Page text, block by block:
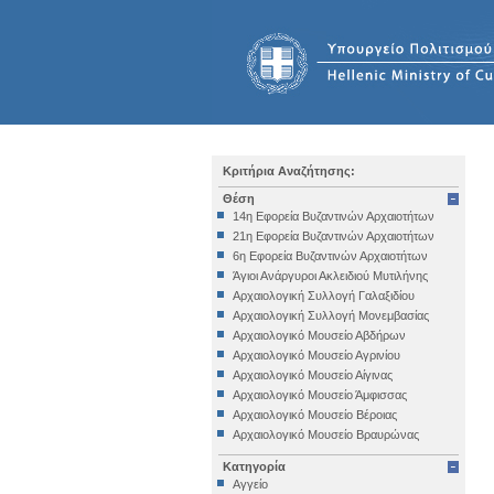
Κριτήρια Αναζήτησης:
Θέση
14η Εφορεία Βυζαντινών Αρχαιοτήτων
21η Εφορεία Βυζαντινών Αρχαιοτήτων
6η Εφορεία Βυζαντινών Αρχαιοτήτων
Άγιοι Ανάργυροι Ακλειδιού Μυτιλήνης
Αρχαιολογική Συλλογή Γαλαξιδίου
Αρχαιολογική Συλλογή Μονεμβασίας
Αρχαιολογικό Μουσείο Αβδήρων
Αρχαιολογικό Μουσείο Αγρινίου
Αρχαιολογικό Μουσείο Αίγινας
Αρχαιολογικό Μουσείο Άμφισσας
Αρχαιολογικό Μουσείο Βέροιας
Αρχαιολογικό Μουσείο Βραυρώνας
Αρχαιολογικό Μουσείο Δελφών
Αρχαιολογικό Μουσείο Ηγουμενίτσας
Κατηγορία
Αγγείο